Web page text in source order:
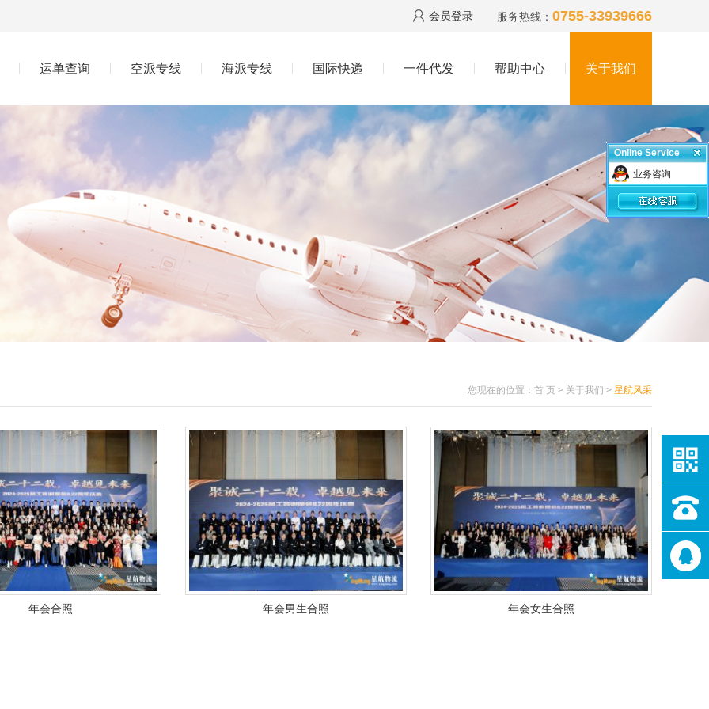
会员登录 服务热线： 0755-33939666
运单查询 空派专线 海派专线 国际快递 一件代发 帮助中心 关于我们
您现在的位置： 首 页 > 关于我们 > 星航风采
年会合照 年会男生合照 年会女生合照
Online Service
业务咨询